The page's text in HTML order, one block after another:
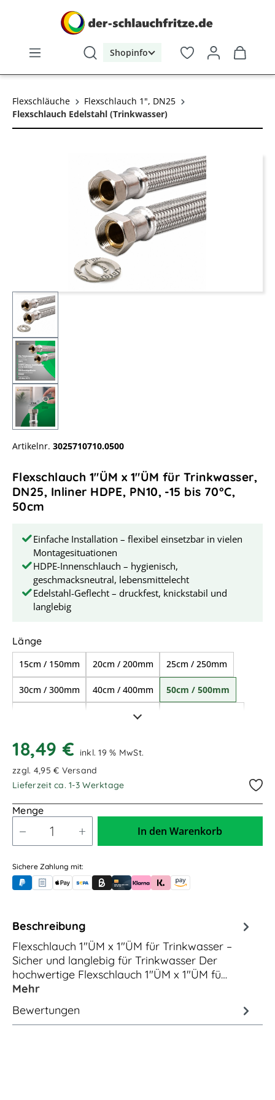
Shopinfo
Flexschläuche
Flexschlauch 1", DN25
Flexschlauch Edelstahl (Trinkwasser)
Artikelnr. 3025710710.0500
Flexschlauch 1"ÜM x 1"ÜM für Trinkwasser,
DN25, Inliner HDPE, PN10, -15 bis 70°C,
50cm
Einfache Installation – flexibel einsetzbar in vielen
Montagesituationen
HDPE-Innenschlauch – hygienisch,
geschmacksneutral, lebensmittelecht
Edelstahl-Geflecht – druckfest, knickstabil und
langlebig
Längeauswählen
15cm / 150mm 20cm / 200mm 25cm / 250mm
30cm / 300mm 40cm / 400mm 50cm / 500mm
80cm / 800mm
1,10m / 1.100mm
1,50m / 1.500mm
2,00m / 2.000mm 2,50m / 2.500mm
3,50m / 3.500mm 4,00m / 4.000mm
18,49 €
inkl. 19 % MwSt.
zzgl. 4,95 € Versand
Lieferzeit ca. 1-3 Werktage
Menge
In den Warenkorb
Sichere Zahlung mit:
PayPalRechnungskauf (für Behörden)
Apple PayBanküberweisung (vorab)
Rechnungskauf (Billie)
Kreditkarte
Rechnung oder Ratenkauf (Klarna)
Sofortüberweisung (Klarna)
Amazon Pay
Beschreibung
Flexschlauch 1"ÜM x 1"ÜM für Trinkwasser –
Sicher und langlebig für Trinkwasser Der
hochwertige Flexschlauch 1"ÜM x 1"ÜM fü…
Mehr
Bewertungen